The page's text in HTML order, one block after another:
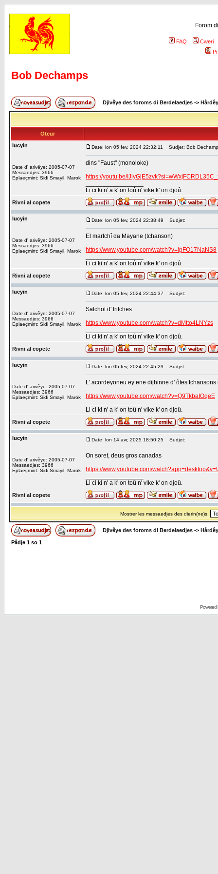
Forom
FAQ
Cweri
Bob Dechamps
Djivêye des foroms di Berdelaedjes ->
Oteur
lucyin
Date d' arivêye: 2005-07-07
Messaedjes: 3966
Eplaeçmint: Sidi Smayil, Marok
Date: lon 05 fev, 2024 22:32:11 Sudjet: Bob
dins "Faust" (monoloke)
https://youtu.be/
Li ci ki n' a k' on toû n' vike k' on djoû.
Rivni al copete
lucyin
Date d' arivêye: 2005-07-07
Messaedjes: 3966
Eplaeçmint: Sidi Smayil, Marok
Date: lon 05 fev, 2024 22:38:49 Sudjet:
El martchî da Mayane (tchanson)
https://www.youtube.com/watch?v=ipFO17NaNS8
Li ci ki n' a k' on toû n' vike k' on djoû.
Rivni al copete
lucyin
Date d' arivêye: 2005-07-07
Messaedjes: 3966
Eplaeçmint: Sidi Smayil, Marok
Date: lon 05 fev, 2024 22:44:37 Sudjet:
Satchot d' fritches
https://www.youtube.com/watch?v=dMtto4LNYzs
Li ci ki n' a k' on toû n' vike k' on djoû.
Rivni al copete
lucyin
Date d' arivêye: 2005-07-07
Messaedjes: 3966
Eplaeçmint: Sidi Smayil, Marok
Date: lon 05 fev, 2024 22:45:29 Sudjet:
L' acordeyoneu ey ene dijhinne d' ôtes tchansons
https://www.youtube.com/watch?v=Q9TkbaIOqeE
Li ci ki n' a k' on toû n' vike k' on djoû.
Rivni al copete
lucyin
Date d' arivêye: 2005-07-07
Messaedjes: 3966
Eplaeçmint: Sidi Smayil, Marok
Date: lon 14 avr, 2025 18:50:25 Sudjet:
On soret, deus gros canadas
https://www.youtube.com/
Li ci ki n' a k' on toû n' vike k' on djoû.
Rivni al copete
Mostrer les messaedjes des dierin(ne)s:
Djivêye des foroms di Berdelaedjes ->
Pådje 1 so 1
Powered